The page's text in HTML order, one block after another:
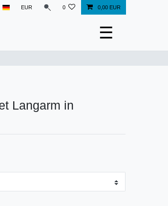
EUR 0 0,00 EUR
☰
Langarm in